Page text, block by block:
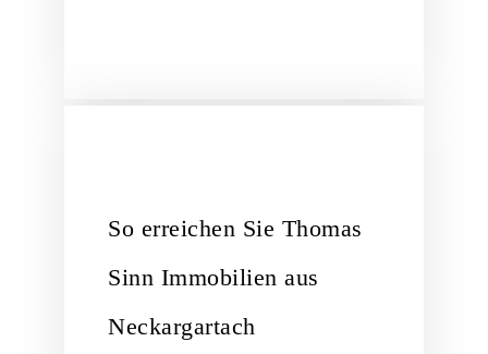
So erreichen Sie Thomas
Sinn Immobilien aus
Neckargartach